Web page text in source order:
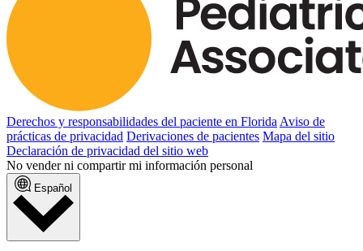
Derechos y responsabilidades del paciente en Florida Aviso de
prácticas de privacidad Derivaciones de pacientes Mapa del sitio
Declaración de privacidad del sitio web
No vender ni compartir mi información personal
Español